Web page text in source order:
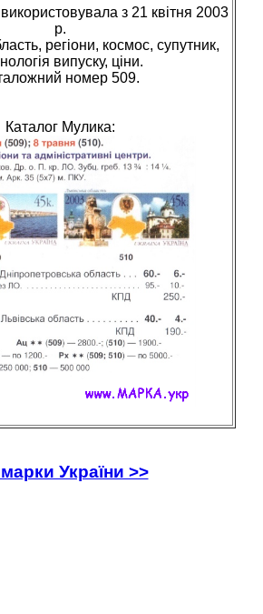
з 21 квітня 2003
р.
регiони, космос, супутник,
випуску, цiни.
номер 509.
Каталог Мулика:
марки України >>